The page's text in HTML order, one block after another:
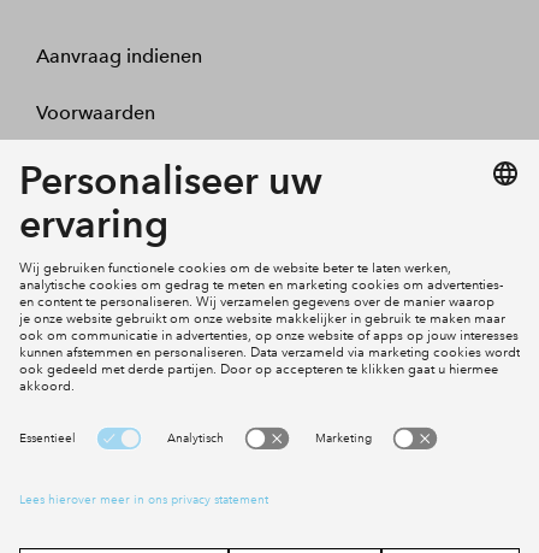
Aanvraag indienen
Voorwaarden
Projecten
Inloggen
Cookies